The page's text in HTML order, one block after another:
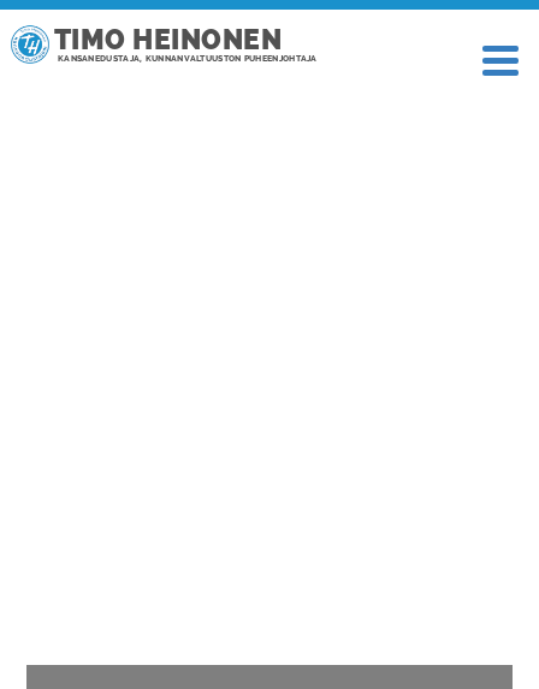
TIMO HEINONEN
KANSANEDUSTAJA, KUNNANVALTUUSTON PUHEENJOHTAJA